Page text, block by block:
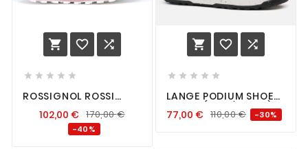
  
    
ROSSIGNOL ROSSI
POWDER PINK
102,00€ 170,00€
-40%
  
    
LANGE PODIUM SHOE
RETRO (PINK/WHITE)
77,00 € 110,00€ -30%